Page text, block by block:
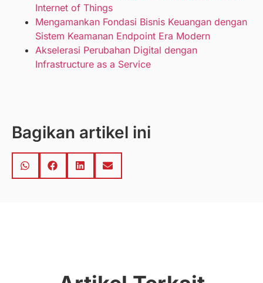
Internet of Things
Mengamankan Fondasi Bisnis Keuangan dengan
Sistem Keamanan Endpoint Era Modern
Akselerasi Perubahan Digital dengan
Infrastructure as a Service
Bagikan artikel ini